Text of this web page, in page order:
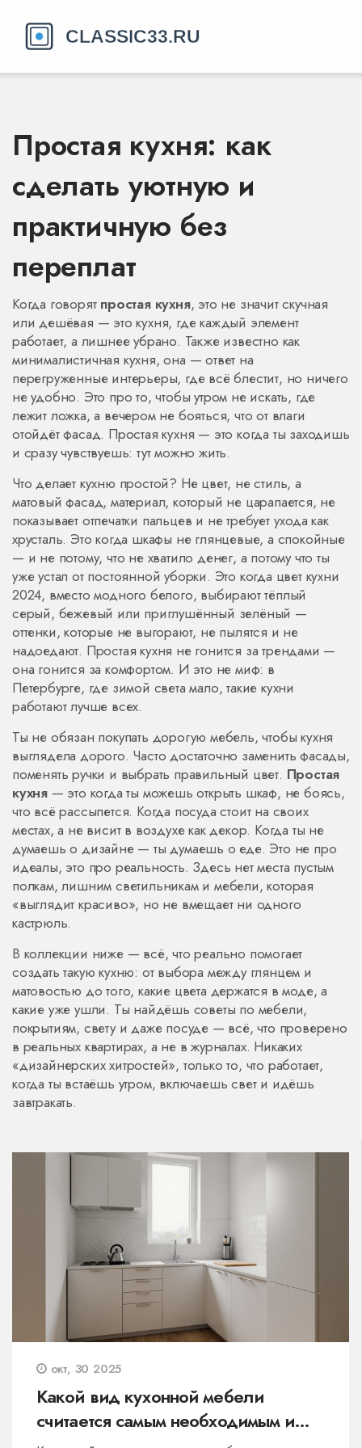
Простая кухня: как
сделать уютную и
практичную без
переплат
Когда говорят простая кухня, это не значит скучная
или дешёвая — это кухня, где каждый элемент
работает, а лишнее убрано. Также известно как
минималистичная кухня, она — ответ на
перегруженные интерьеры, где всё блестит, но ничего
не удобно. Это про то, чтобы утром не искать, где
лежит ложка, а вечером не бояться, что от влаги
отойдёт фасад. Простая кухня — это когда ты заходишь
и сразу чувствуешь: тут можно жить.
Что делает кухню простой? Не цвет, не стиль, а
матовый фасад,материал, который не царапается, не
показывает отпечатки пальцев и не требует ухода как
хрусталь. Это когда шкафы не глянцевые, а спокойные
— и не потому, что не хватило денег, а потому что ты
уже устал от постоянной уборки. Это когда цвет кухни
2024, вместо модного белого, выбирают тёплый
серый, бежевый или приглушённый зелёный —
оттенки, которые не выгорают, не пылятся и не
надоедают. Простая кухня не гонится за трендами —
она гонится за комфортом. И это не миф: в
Петербурге, где зимой света мало, такие кухни
работают лучше всех.
Ты не обязан покупать дорогую мебель, чтобы кухня
выглядела дорого. Часто достаточно заменить фасады,
поменять ручки и выбрать правильный цвет. Простая
кухня — это когда ты можешь открыть шкаф, не боясь,
что всё рассыпется. Когда посуда стоит на своих
местах, а не висит в воздухе как декор. Когда ты не
думаешь о дизайне — ты думаешь о еде. Это не про
идеалы, это про реальность. Здесь нет места пустым
полкам, лишним светильникам и мебели, которая
«выглядит красиво», но не вмещает ни одного
кастрюль.
В коллекции ниже — всё, что реально помогает
создать такую кухню: от выбора между глянцем и
матовостью до того, какие цвета держатся в моде, а
какие уже ушли. Ты найдёшь советы по мебели,
покрытиям, свету и даже посуде — всё, что проверено
в реальных квартирах, а не в журналах. Никаких
«дизайнерских хитростей», только то, что работает,
когда ты встаёшь утром, включаешь свет и идёшь
завтракать.
окт, 30 2025
Какой вид кухонной мебели
считается самым необходимым и